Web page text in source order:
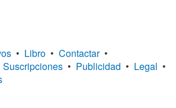
• Libro • Contactar •
Suscripciones • Publicidad • Legal •